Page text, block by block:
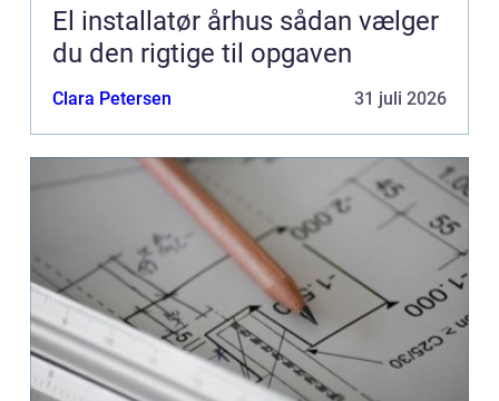
El installatør århus sådan vælger
du den rigtige til opgaven
Clara Petersen 31 juli 2026